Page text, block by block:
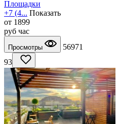
Площадки
+7 (4... Показать
от 1899
руб час
Просмотры
56971
93